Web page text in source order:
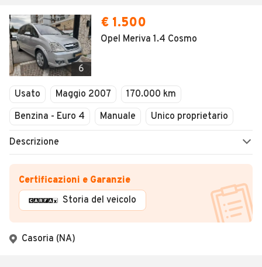
6
€ 1.500
Opel Meriva 1.4 Cosmo
Usato Maggio 2007
170.000 km
Benzina - Euro 4
Manuale Unico proprietario
Descrizione
Certificazioni e Garanzie
Storia del veicolo
Casoria (NA)